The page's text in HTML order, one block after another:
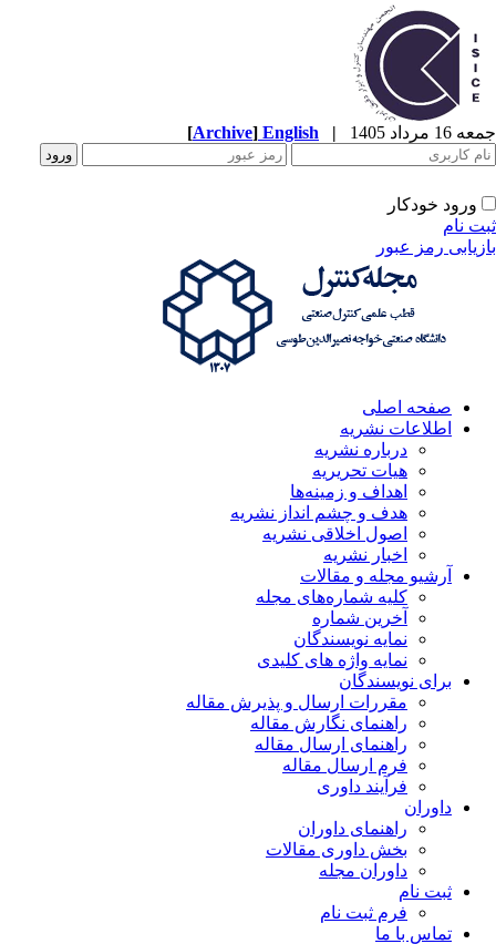
مرداد 1405 |
English
[Archive]
ورود خودکار
نام
رمز عبور
صفحه اصلی
اطلاعات نشریه
درباره نشریه
هیات تحریریه
اهداف و زمینه‌ها
هدف و چشم انداز نشریه
اصول اخلاقی نشریه
اخبار نشریه
آرشیو مجله و مقالات
کلیه شماره‌های مجله
آخرین شماره
نمایه نویسندگان
نمایه واژه های کلیدی
برای نویسندگان
مقررات ارسال و پذیرش مقاله
راهنمای نگارش مقاله
راهنمای ارسال مقاله
فرم ارسال مقاله
فرآیند داوری
داوران
راهنمای داوران
بخش داوری مقالات
داوران مجله
ثبت نام
فرم ثبت نام
تماس با ما